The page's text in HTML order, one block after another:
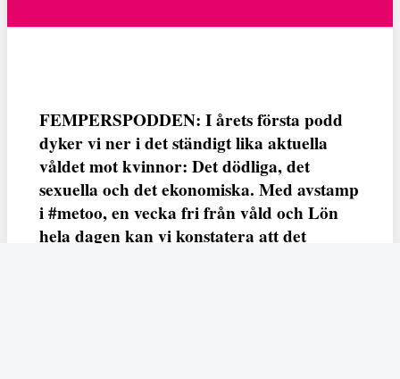
FEMPERSPODDEN: I årets första podd
dyker vi ner i det ständigt lika aktuella
våldet mot kvinnor: Det dödliga, det
sexuella och det ekonomiska. Med avstamp
i #metoo, en vecka fri från våld och Lön
hela dagen kan vi konstatera att det